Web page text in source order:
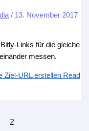
/ 13. November 2017
Links für die gleiche
messen.
Ziel-URL erstellenRead
2